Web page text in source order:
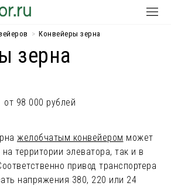
> Конвейеры зерна
зерна
от 98 000 рублей
желобчатым конвейером может
территории элеватора, так и в
привод транспортера
напряжения 380, 220 или 24